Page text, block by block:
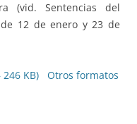
(vid. Sentencias del
12 de enero y 23 de
246 KB) Otros formatos